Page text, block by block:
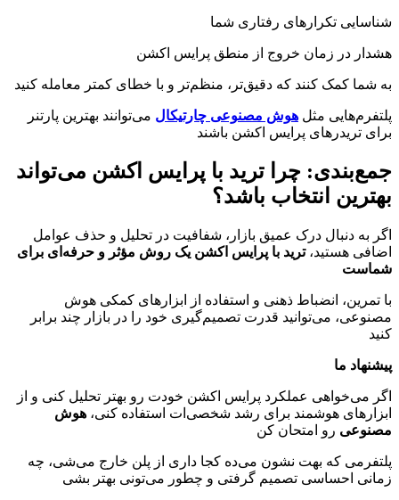
شناسایی تکرارهای رفتاری شما
هشدار در زمان خروج از منطق پرایس اکشن
به شما کمک کنند که دقیق‌تر، منظم‌تر و با خطای کمتر معامله کنید
پلتفرم‌هایی مثل هوش مصنوعی چارتیکال می‌توانند بهترین پارتنر
برای تریدرهای پرایس اکشن باشند
جمع‌بندی: چرا ترید با پرایس اکشن می‌تواند
بهترین انتخاب باشد؟
اگر به دنبال درک عمیق بازار، شفافیت در تحلیل و حذف عوامل
اضافی هستید،ترید با پرایس اکشن یک روش مؤثر و حرفه‌ای برای
شماست
با تمرین، انضباط ذهنی و استفاده از ابزارهای کمکی هوش
مصنوعی، می‌توانید قدرت تصمیم‌گیری خود را در بازار چند برابر
کنید
پیشنهاد ما
اگر می‌خواهی عملکرد پرایس اکشن خودت رو بهتر تحلیل کنی و از
ابزارهای هوشمند برای رشد شخصی‌ات استفاده کنی، هوش
مصنوعی رو امتحان کن
پلتفرمی که بهت نشون می‌ده کجا داری از پلن خارج می‌شی، چه
زمانی احساسی تصمیم گرفتی و چطور می‌تونی بهتر بشی